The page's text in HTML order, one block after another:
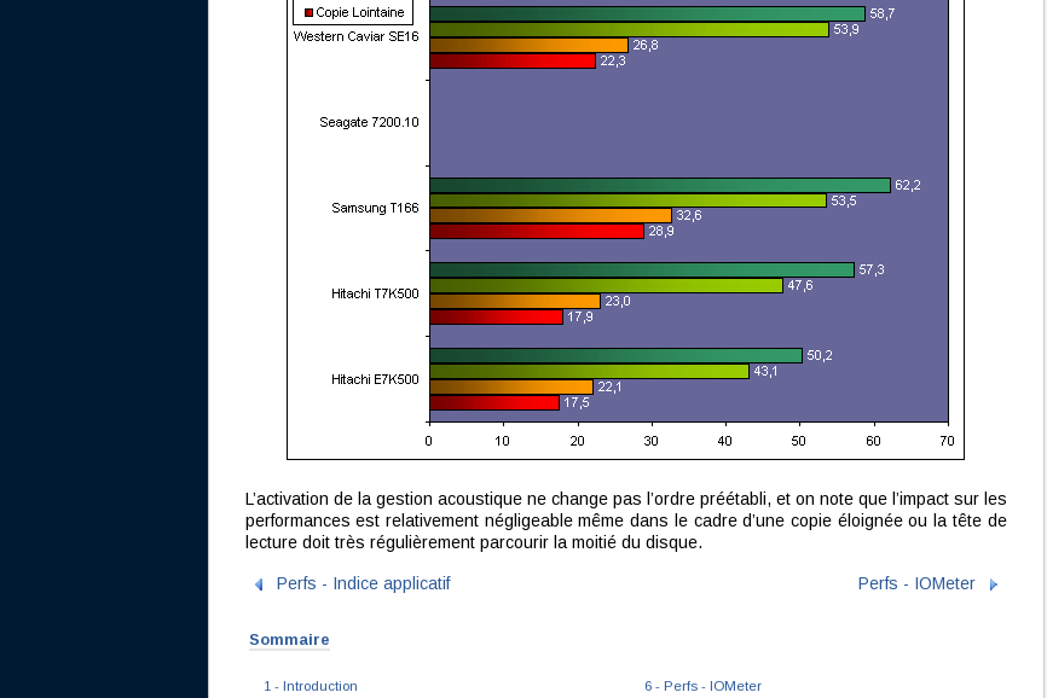
L’activation de la gestion acoustique ne change pas l’ordre préétabli, et on note que l’impact sur les
performances est relativement négligeable même dans le cadre d’une copie éloignée ou la tête de
lecture doit très régulièrement parcourir la moitié du disque.
Perfs - Indice applicatif Perfs - IOMeter
Sommaire
1 - Introduction 6 - Perfs - IOMeter